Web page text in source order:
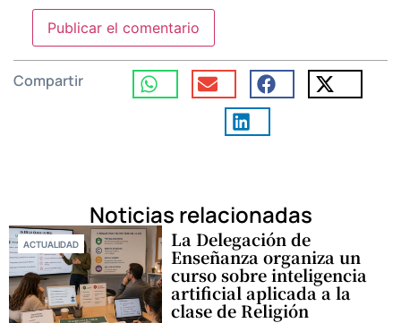
Compartir
Noticias relacionadas
ACTUALIDAD La Delegación de
Enseñanza organiza un
curso sobre inteligencia
artificial aplicada a la
clase de Religión